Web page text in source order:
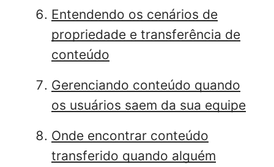
Entendendo os cenários de
propriedade e transferência de
conteúdo
Gerenciando conteúdo quando
os usuários saem da sua equipe
Onde encontrar conteúdo
transferido quando alguém